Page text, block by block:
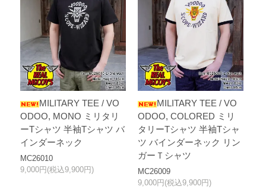
MILITARY TEE / VO
ODOO, MONO ミリタリ
ーTシャツ 半袖Tシャツ バ
インダーネック
MC26010
9,000円(税込9,900円)
MILITARY TEE / VO
ODOO, COLORED ミリ
タリーTシャツ 半袖Tシャ
ツ バインダーネック リン
ガーＴシャツ
MC26009
9,000円(税込9,900円)